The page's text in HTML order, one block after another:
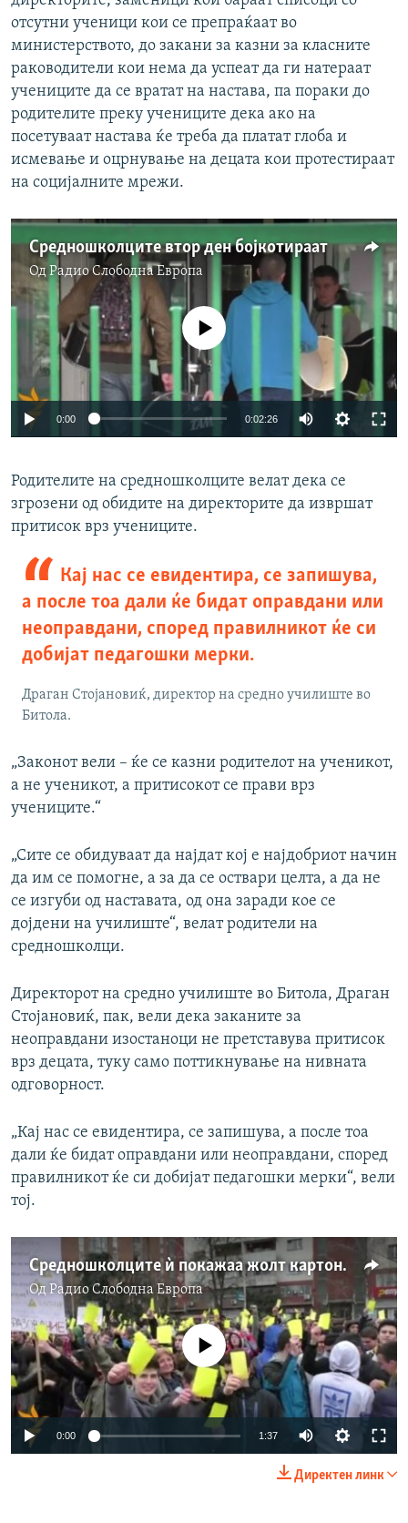
отсутни ученици кои се препраќаат во
министерството, до закани за казни за класните
раководители кои нема да успеат да ги натераат
учениците да се вратат на настава, па пораки до
родителите преку учениците дека ако на
посетуваат настава ќе треба да платат глоба и
исмевање и оцрнување на децата кои протестираат
на социјалните мрежи.
Средношколците втор ден бојкотираат
ОдРадио Слободна Eвропа
No media source currently available
0:00 0:02:26
Родителите на средношколците велат дека се
згрозени од обидите на директорите да извршат
притисок врз учениците.
Кај нас се евидентира, се запишува,
а после тоа дали ќе бидат оправдани или
неоправдани, според правилникот ќе си
добијат педагошки мерки.
Драган Стојановиќ, директор на средно училиште во
Битола.
„Законот вели – ќе се казни родителот на ученикот,
а не ученикот, а притисокот се прави врз
учениците.“
„Сите се обидуваат да најдат кој е најдобриот начин
да им се помогне, а за да се оствари целта, а да не
се изгуби од наставата, од она заради кое се
дојдени на училиште“, велат родители на
средношколци.
Директорот на средно училиште во Битола, Драган
Стојановиќ, пак, вели дека заканите за
неоправдани изостаноци не претставува притисок
врз децата, туку само поттикнување на нивната
одговорност.
„Кај нас се евидентира, се запишува, а после тоа
дали ќе бидат оправдани или неоправдани, според
правилникот ќе си добијат педагошки мерки“, вели
тој.
Средношколците ѝ покажаа жолт картон на владата
ОдРадио Слободна Eвропа
No media source currently available
0:00 1:37
Директен линк